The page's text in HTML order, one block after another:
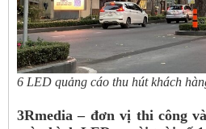
6 LED quảng cáo thu hút khách
3Rmedia – đơn vị thi công